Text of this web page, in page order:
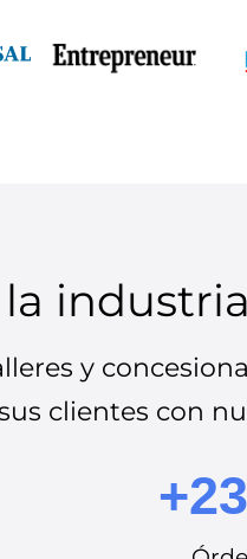
industria
y
clientes con